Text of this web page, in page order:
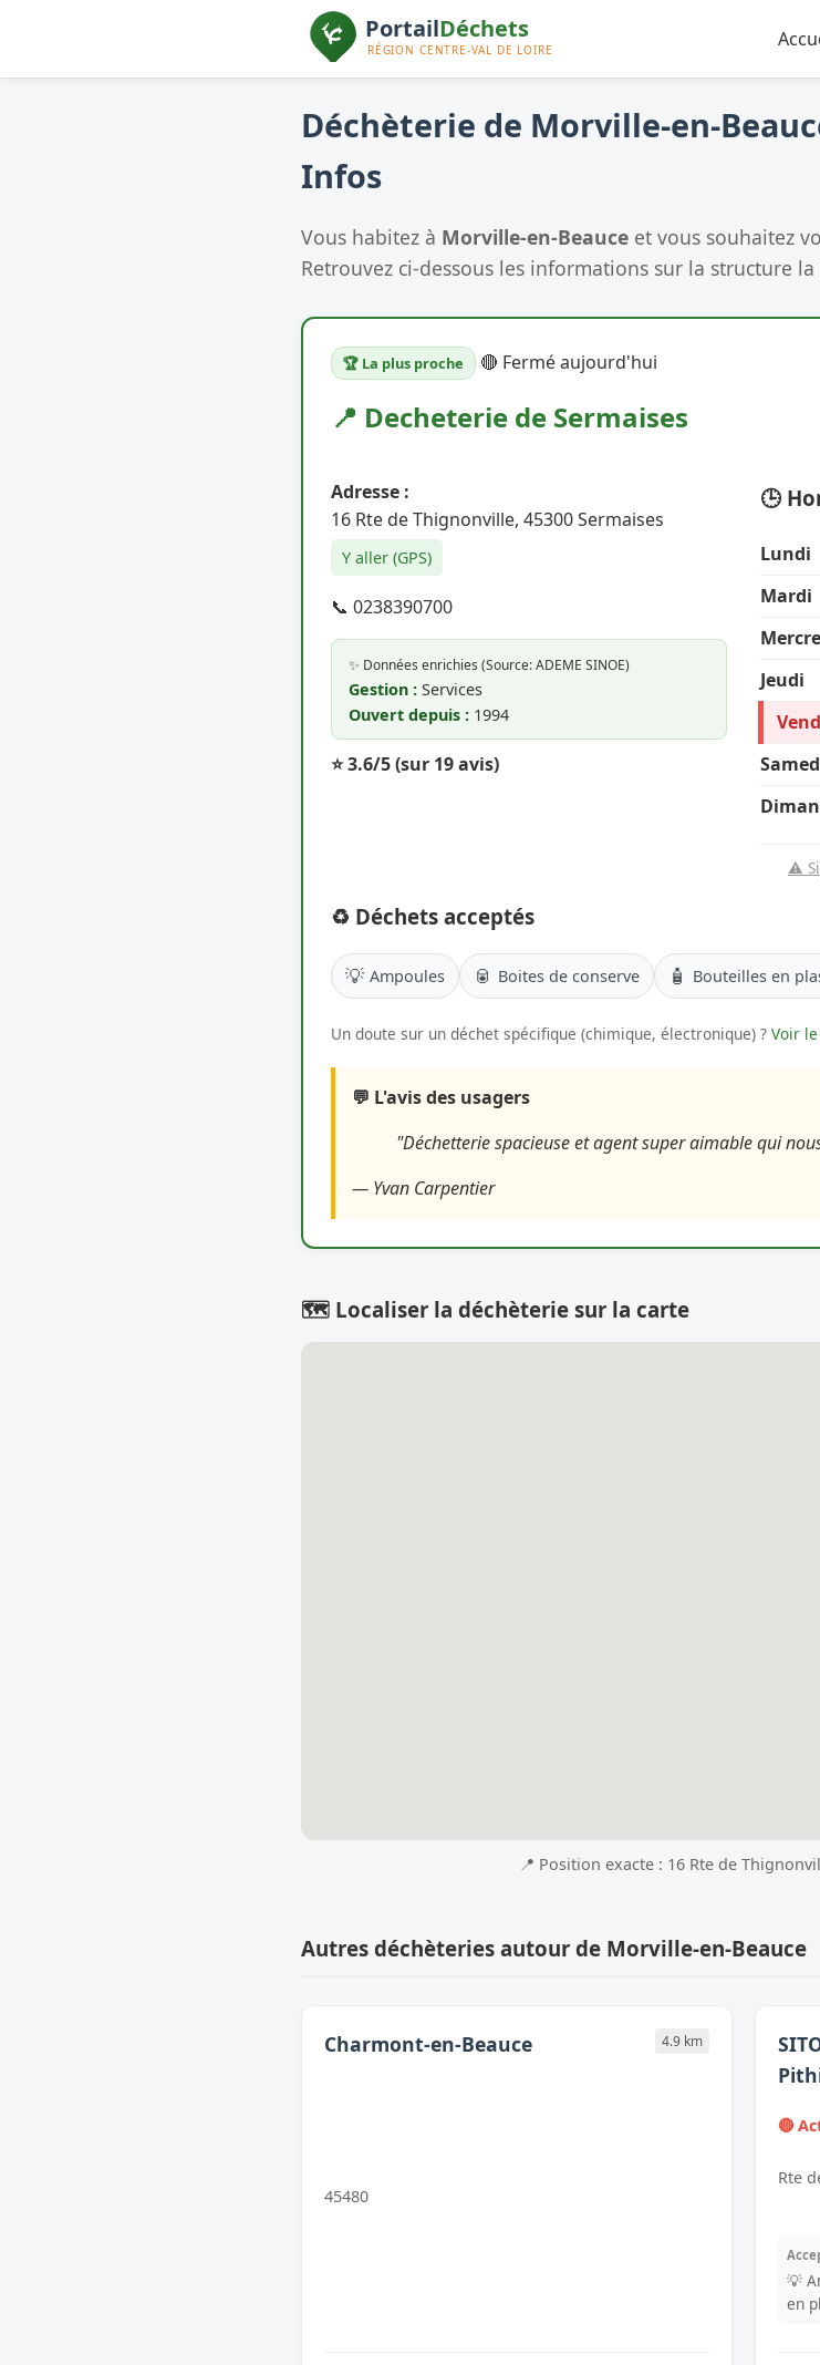
Déchèterie de Morville-en-
Infos
Vous habitez à Morville-en-Beauce et vous souhaitez
Retrouvez ci-dessous les informations sur la structure
🏆 La plus proche 🔴 Fermé aujourd'hui
📍 Decheterie de Sermaises
Adresse :
16 Rte de Thignonville, 45300 Sermaises
Y aller (GPS)
📞 0238390700
✨ Données enrichies (Source: ADEME SINOE)
Gestion : Services
Ouvert depuis : 1994
⭐ 3.6/5(sur 19 avis)
🕒
Lundi
Mardi
Jeudi
⚠️
♻️ Déchets acceptés
💡 Ampoules 🥫 Boites de conserve 🧴 Bouteilles en
Un doute sur un déchet spécifique (chimique, électronique) ? Voir
💬 L'avis des usagers
"Déchetterie spacieuse et agent super aimable qui
— Yvan Carpentier
🗺️ Localiser la déchèterie sur la carte
📍 Position exacte : 16 Rte de
Autres déchèteries autour de Morville-en-Beauce
Charmont-en-Beauce 4.9 km
45480
🔴
Rte
💡
en